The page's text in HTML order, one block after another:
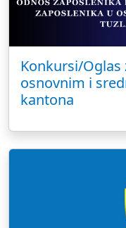
Konkursi/Oglas
osnovnim i
kantona